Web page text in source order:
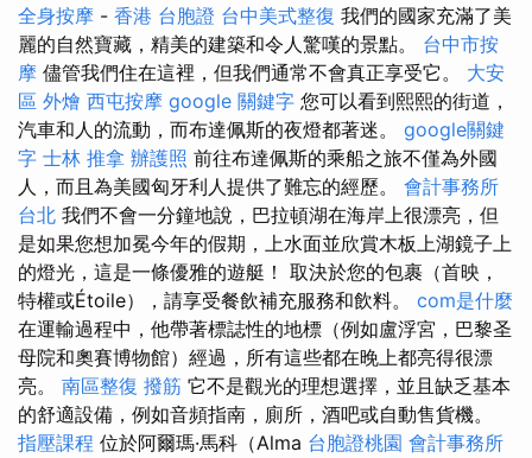
全身按摩 - 香港 台胞證 台中美式整復 我們的國家充滿了美
麗的自然寶藏，精美的建築和令人驚嘆的景點。 台中市按
摩 儘管我們住在這裡，但我們通常不會真正享受它。 大安
區 外燴 西屯按摩 google 關鍵字 您可以看到熙熙的街道，
汽車和人的流動，而布達佩斯的夜燈都著迷。 google關鍵
字 士林 推拿 辦護照 前往布達佩斯的乘船之旅不僅為外國​​
人，而且為美國匈牙利人提供了難忘的經歷。 會計事務所
台北 我們不會一分鐘地說，巴拉頓湖在海岸上很漂亮，但
是如果您想加冕今年的假期，上水面並欣賞木板上湖鏡子上
的燈光，這是一條優雅的遊艇！ 取決於您的包裹（首映，
特權或Étoile），請享受餐飲補充服務和飲料。 com是什麼
在運輸過程中，他帶著標誌性的地標（例如盧浮宮，巴黎圣
母院和奧賽博物館）經過，所有這些都在晚上都亮得很漂
亮。 南區整復 撥筋 它不是觀光的理想選擇，並且缺乏基本
的舒適設備，例如音頻指南，廁所，酒吧或自動售貨機。
指壓課程 位於阿爾瑪·馬科（Alma 台胞證桃園 會計事務所